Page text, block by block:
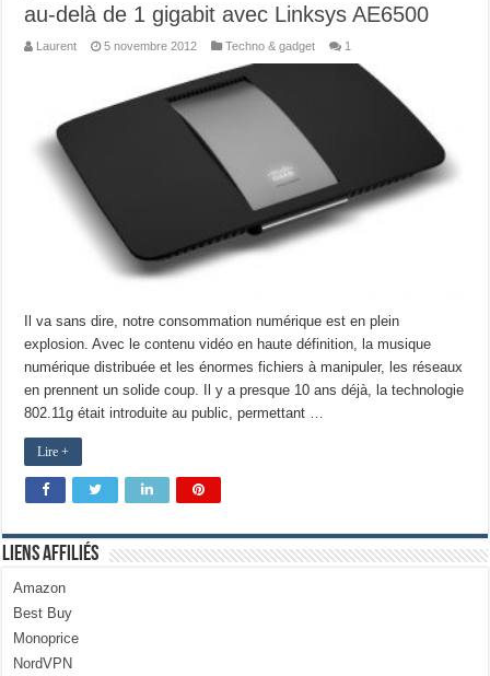
au-delà de 1 gigabit avec Linksys AE6500
Laurent 5 novembre 2012 Techno & gadget 1
Il va sans dire, notre consommation numérique est en plein
explosion. Avec le contenu vidéo en haute définition, la musique
numérique distribuée et les énormes fichiers à manipuler, les réseaux
en prennent un solide coup. Il y a presque 10 ans déjà, la technologie
802.11g était introduite au public, permettant …
Lire +
Liens Affiliés
Amazon
Best Buy
Monoprice
NordVPN